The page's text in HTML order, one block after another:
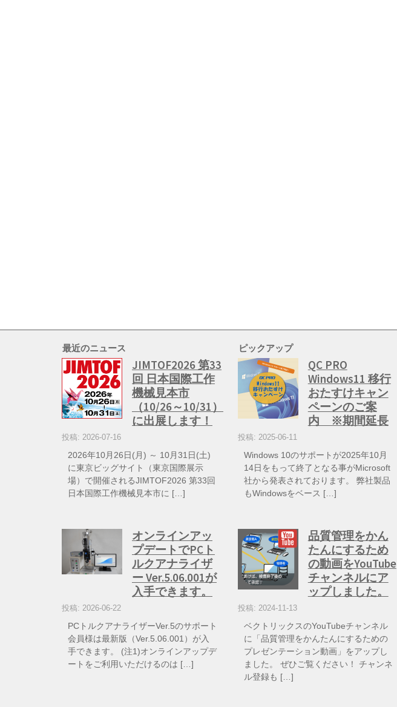
最近のニュース
JIMTOF2026 第33
回 日本国際工作
機械見本市
（10/26～10/31）
に出展します！
投稿: 2026-07-16
2026年10月26日(月) ～ 10月31日(土)
に東京ビッグサイト（東京国際展示
場）で開催されるJIMTOF2026 第33回
日本国際工作機械見本市に […]
オンラインアッ
プデートでPCト
ルクアナライザ
ー Ver.5.06.001が
入手できます。
投稿: 2026-06-22
PCトルクアナライザーVer.5のサポート
会員様は最新版（Ver.5.06.001）が入
手できます。 (注1)オンラインアップデ
ートをご利用いただけるのは […]
ピックアップ
QC PRO
Windows11 移行
おたすけキャン
ペーンのご案
内 ※期間延長
投稿: 2025-06-11
Windows 10のサポートが2025年10月
14日をもって終了となる事がMicrosoft
社から発表されております。 弊社製品
もWindowsをベース […]
品質管理をかん
たんにするため
の動画をYouTube
チャンネルにア
ップしました。
投稿: 2024-11-13
ベクトリックスのYouTubeチャンネル
に「品質管理をかんたんにするための
プレゼンテーション動画」をアップし
ました。 ぜひご覧ください！ チャンネ
ル登録も […]